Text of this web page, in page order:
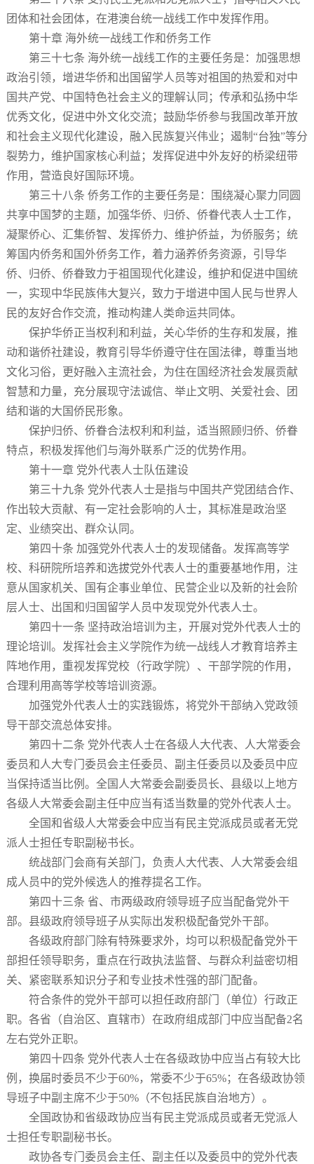
团体和社会团体，在港澳台统一战线工作中发挥作用。
第十章 海外统一战线工作和侨务工作
第三十七条 海外统一战线工作的主要任务是：加强思想
政治引领，增进华侨和出国留学人员等对祖国的热爱和对中
国共产党、中国特色社会主义的理解认同；传承和弘扬中华
优秀文化，促进中外文化交流；鼓励华侨参与我国改革开放
和社会主义现代化建设，融入民族复兴伟业；遏制“台独”等分
裂势力，维护国家核心利益；发挥促进中外友好的桥梁纽带
作用，营造良好国际环境。
第三十八条 侨务工作的主要任务是：围绕凝心聚力同圆
共享中国梦的主题，加强华侨、归侨、侨眷代表人士工作，
凝聚侨心、汇集侨智、发挥侨力、维护侨益，为侨服务；统
筹国内侨务和国外侨务工作，着力涵养侨务资源，引导华
侨、归侨、侨眷致力于祖国现代化建设，维护和促进中国统
一，实现中华民族伟大复兴，致力于增进中国人民与世界人
民的友好合作交流，推动构建人类命运共同体。
保护华侨正当权利和利益，关心华侨的生存和发展，推
动和谐侨社建设，教育引导华侨遵守住在国法律，尊重当地
文化习俗，更好融入主流社会，为住在国经济社会发展贡献
智慧和力量，充分展现守法诚信、举止文明、关爱社会、团
结和谐的大国侨民形象。
保护归侨、侨眷合法权利和利益，适当照顾归侨、侨眷
特点，积极发挥他们与海外联系广泛的优势作用。
第十一章 党外代表人士队伍建设
第三十九条 党外代表人士是指与中国共产党团结合作、
作出较大贡献、有一定社会影响的人士，其标准是政治坚
定、业绩突出、群众认同。
第四十条 加强党外代表人士的发现储备。发挥高等学
校、科研院所培养和选拔党外代表人士的重要基地作用，注
意从国家机关、国有企事业单位、民营企业以及新的社会阶
层人士、出国和归国留学人员中发现党外代表人士。
第四十一条 坚持政治培训为主，开展对党外代表人士的
理论培训。发挥社会主义学院作为统一战线人才教育培养主
阵地作用，重视发挥党校（行政学院）、干部学院的作用，
合理利用高等学校等培训资源。
加强党外代表人士的实践锻炼，将党外干部纳入党政领
导干部交流总体安排。
第四十二条 党外代表人士在各级人大代表、人大常委会
委员和人大专门委员会主任委员、副主任委员以及委员中应
当保持适当比例。全国人大常委会副委员长、县级以上地方
各级人大常委会副主任中应当有适当数量的党外代表人士。
全国和省级人大常委会中应当有民主党派成员或者无党
派人士担任专职副秘书长。
统战部门会商有关部门，负责人大代表、人大常委会组
成人员中的党外候选人的推荐提名工作。
第四十三条 省、市两级政府领导班子应当配备党外干
部。县级政府领导班子从实际出发积极配备党外干部。
各级政府部门除有特殊要求外，均可以积极配备党外干
部担任领导职务，重点在行政执法监督、与群众利益密切相
关、紧密联系知识分子和专业技术性强的部门配备。
符合条件的党外干部可以担任政府部门（单位）行政正
职。各省（自治区、直辖市）在政府组成部门中应当配备2名
左右党外正职。
第四十四条 党外代表人士在各级政协中应当占有较大比
例，换届时委员不少于60%，常委不少于65%；在各级政协领
导班子中副主席不少于50%（不包括民族自治地方）。
全国政协和省级政协应当有民主党派成员或者无党派人
士担任专职副秘书长。
政协各专门委员会主任、副主任以及委员中的党外代表